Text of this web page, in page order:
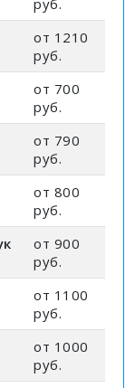
руб.
от 1210
руб.
от 700
руб.
от 790
руб.
от 800
руб.
от 900
руб.
от 1100
руб.
от 1000
руб.